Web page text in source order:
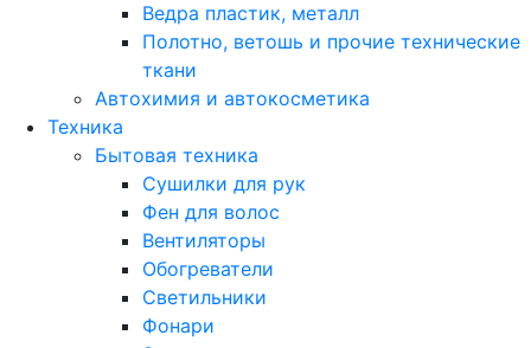
Ведра пластик, металл
Полотно, ветошь и прочие технические
ткани
Автохимия и автокосметика
Техника
Бытовая техника
Сушилки для рук
Фен для волос
Вентиляторы
Обогреватели
Светильники
Фонари